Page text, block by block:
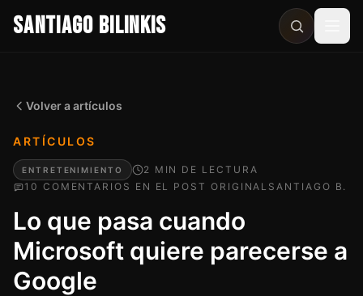
SANTIAGO BILINKIS
Volver a artículos
ARTÍCULOS
ENTRETENIMIENTO 2 MIN DE LECTURA
10 COMENTARIO S EN EL POST ORIGINAL SANTIAGO B.
Lo que pasa cuando
Microsoft quiere parecerse a
Google